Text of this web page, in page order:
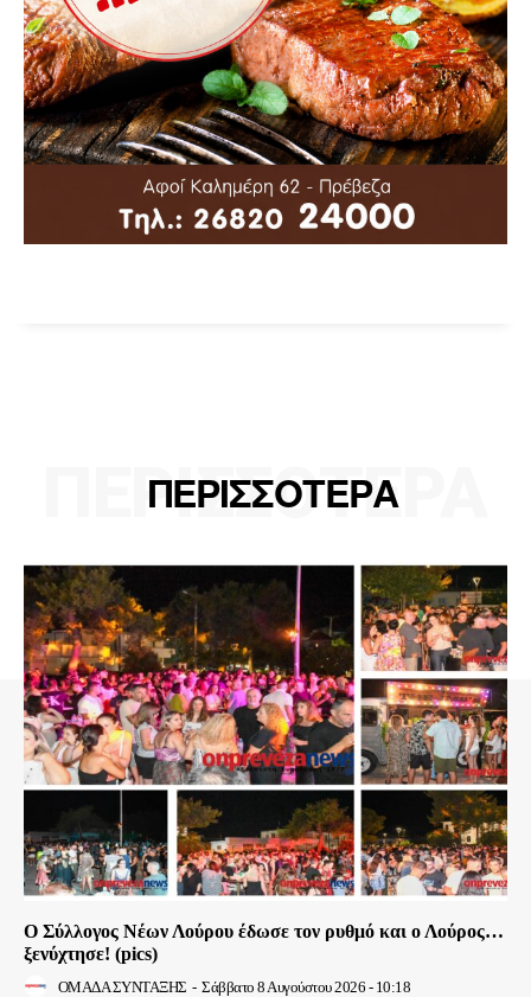
ΠΕΡΙΣΣΟΤΕΡΑ
ΠΕΡΙΣΣΟΤΕΡΑ
Ο Σύλλογος Νέων Λούρου έδωσε τον ρυθμό και ο Λούρος…
ξενύχτησε! (pics)
ΟΜΑΔΑ ΣΥΝΤΑΞΗΣ - Σάββατο 8 Αυγούστου 2026 - 10:18